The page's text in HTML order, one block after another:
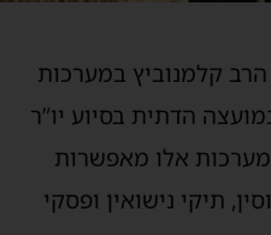
קלמנוביץ במערכות
הדתית בסיוע יו”ר
אלו מאפשרות
נישואין ופסקי